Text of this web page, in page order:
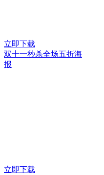
立即下载
双十一秒杀全场五折海
报
立即下载